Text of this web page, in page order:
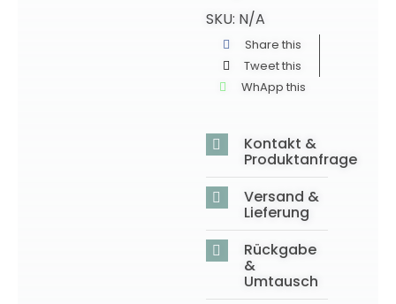
SKU: N/A
Share this
Tweet this
WhApp this
Kontakt &
Produktanfrage
Versand &
Lieferung
Rückgabe
&
Umtausch